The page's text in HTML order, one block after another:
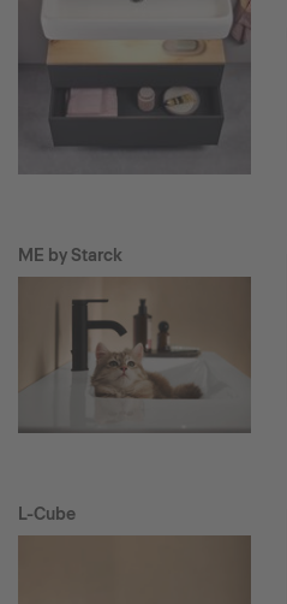
ME by Starck
L-Cube